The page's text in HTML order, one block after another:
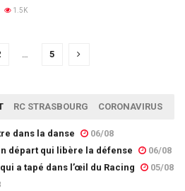
1.5K
… 5
RC STRASBOURG CORONAVIRUS
dans la danse
06/08
départ qui libère la défense
06/08
a tapé dans l’œil du Racing
05/08